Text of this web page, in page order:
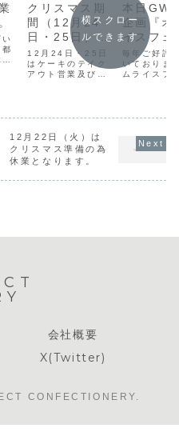
クリスマス期
間（12月24
日・25日）の
営業について
12月24日・25日
はケーキのテイク
アウト営業及び、
営業となります。
営業はございませ
ん。当日販売のカ
ットケーキライン
ナップは下記の通
りになります。※
本日GW
企画『オ
イスフェ
最終日
毎年ご好評
いておりま
ムライスフ
となってお
究極の御養
『極』か、
なり次第終
横スクロー
ルできます
12月22日（火）は
クリスマス準備の為
休業となります。
会社概要
X(Twitter)
CONFECTIONERY.